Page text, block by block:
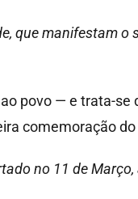
que manifestam o
povo — e trata-
comemoração
no 11 de